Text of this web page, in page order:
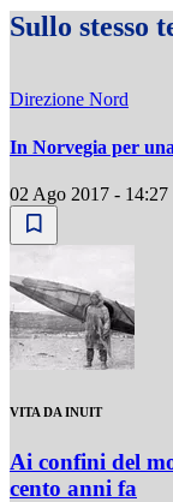
Sullo stesso
Direzione Nord
In Norvegia per
02 Ago 2017 - 14:27
VITA DA INUIT
Ai confini del
cento anni fa